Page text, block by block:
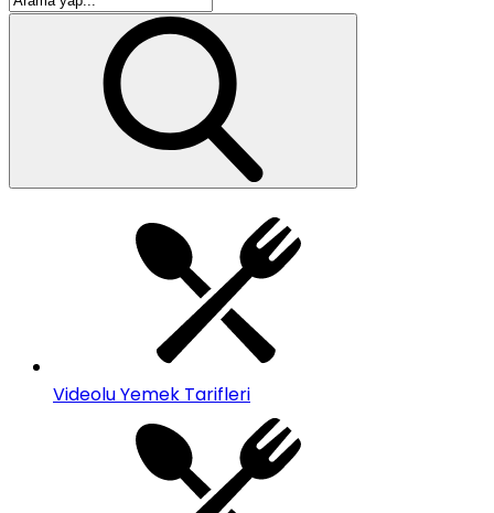
Videolu Yemek Tarifleri